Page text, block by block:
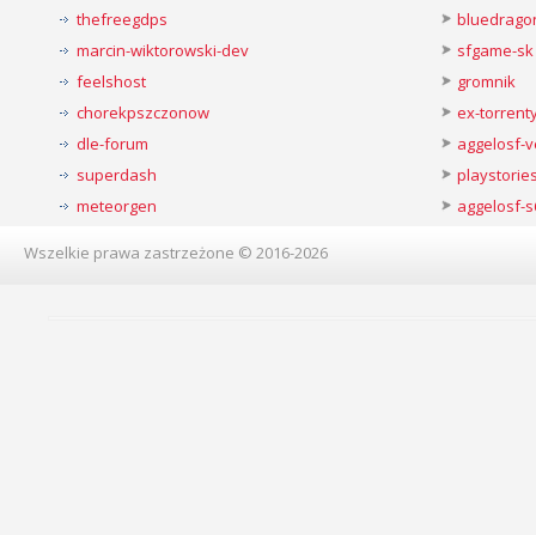
thefreegdps
marcin-wiktorowski-dev
feelshost
chorekpszczonow
dle-forum
superdash
meteorgen
sfgame-sk
gromnik
ex-
aggelosf-
aggelosf-
Wszelkie prawa zastrzeżone © 2016-2026